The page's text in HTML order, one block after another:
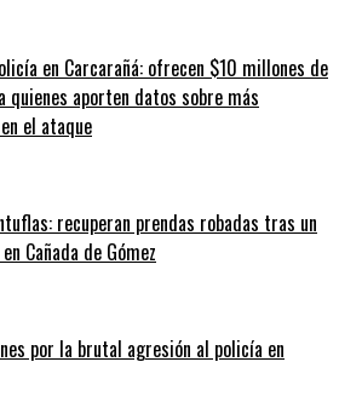
en Carcarañá: ofrecen $10 millones de
quienes aporten datos sobre más
el ataque
recuperan prendas robadas tras un
Cañada de Gómez
por la brutal agresión al policía en